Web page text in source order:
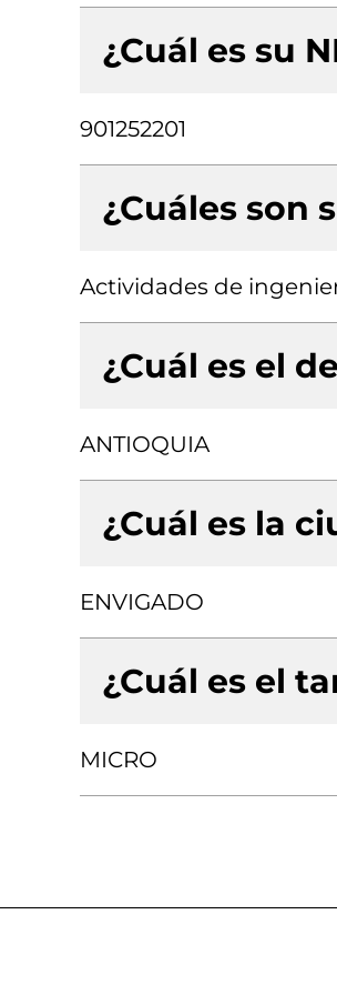
¿Cuál es su
901252201
¿Cuáles son
Actividades de
¿Cuál es el
ANTIOQUIA
¿Cuál es la
ENVIGADO
¿Cuál es el
MICRO